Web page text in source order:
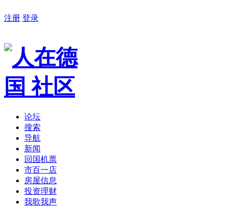
注册 登录
论坛
搜索
导航
新闻
回国机票
市百一店
房屋信息
投资理财
我歌我声